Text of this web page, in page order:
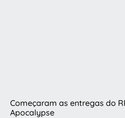
Começaram as entregas do
Apocalypse